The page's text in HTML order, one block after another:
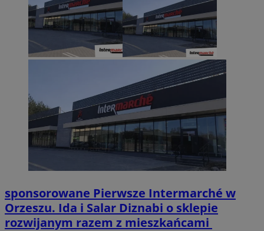
sponsorowane Pierwsze Intermarché w
Orzeszu. Ida i Salar Diznabi o sklepie
rozwijanym razem z mieszkańcami